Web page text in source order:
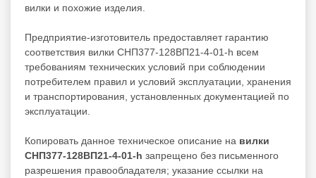
вилки и похожие изделия.
Предприятие-изготовитель предоставляет гарантию
соответствия вилки СНП377-128ВП21-4-01-h всем
требованиям технических условий при соблюдении
потребителем правил и условий эксплуатации, хранения
и транспортирования, установленных документацией по
эксплуатации.
Копировать данное техническое описание на вилки
СНП377-128ВП21-4-01-h запрещено без письменного
разрешения правообладателя; указание ссылки на